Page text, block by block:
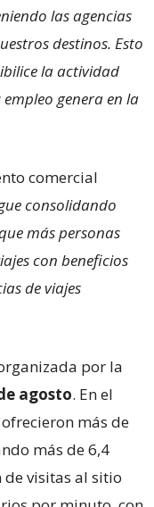
las agencias
destinos. Esto
la actividad
genera en la
comercial
consolidando
más personas
con beneficios
de viajes
por la
agosto. En el
más de
más de 6,4
visitas al sitio